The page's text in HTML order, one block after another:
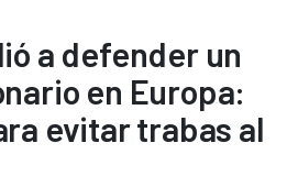
a defender un
en Europa:
evitar trabas al